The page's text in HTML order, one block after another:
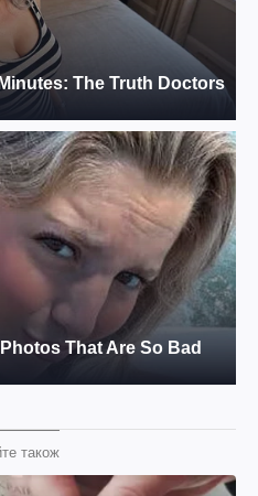
також